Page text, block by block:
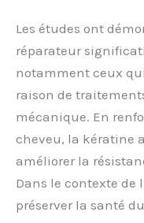
Les études ont
réparateur
notamment ceux
raison de
mécanique. En
cheveu, la kératine
améliorer la
Dans le contexte de
préserver la santé